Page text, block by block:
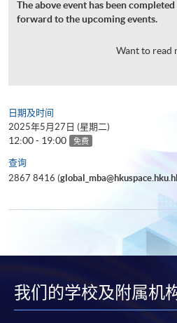
The above event has been
forward to the upcoming events.
Want to read
日期及时间
2025年5月27日 (星期二)
12:00 - 19:00 免费
查询
2867 8416 (
我们的学校及附属机